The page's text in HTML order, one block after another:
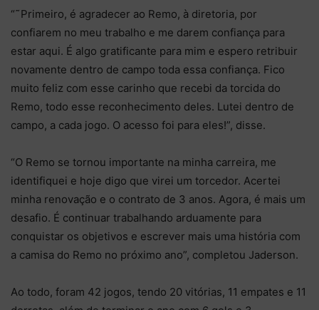
“˜Primeiro, é agradecer ao Remo, à diretoria, por
confiarem no meu trabalho e me darem confiança para
estar aqui. É algo gratificante para mim e espero retribuir
novamente dentro de campo toda essa confiança. Fico
muito feliz com esse carinho que recebi da torcida do
Remo, todo esse reconhecimento deles. Lutei dentro de
campo, a cada jogo. O acesso foi para eles!”, disse.
“O Remo se tornou importante na minha carreira, me
identifiquei e hoje digo que virei um torcedor. Acertei
minha renovação e o contrato de 3 anos. Agora, é mais um
desafio. É continuar trabalhando arduamente para
conquistar os objetivos e escrever mais uma história com
a camisa do Remo no próximo ano”, completou Jaderson.
Ao todo, foram 42 jogos, tendo 20 vitórias, 11 empates e 11